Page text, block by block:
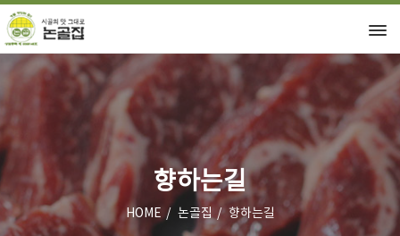
향하는길
HOME 논골집 향하는길